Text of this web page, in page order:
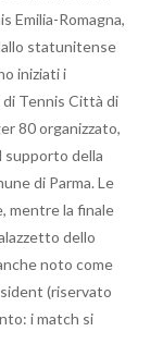
Emilia-Romagna,
statunitense
iniziati i
Tennis Città di
80 organizzato,
supporto della
di Parma. Le
mentre la finale
dello
noto come
(riservato
i match si